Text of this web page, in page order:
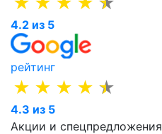
4.2 из 5
рейтинг
4.3 из 5
Акции и спецпредложения